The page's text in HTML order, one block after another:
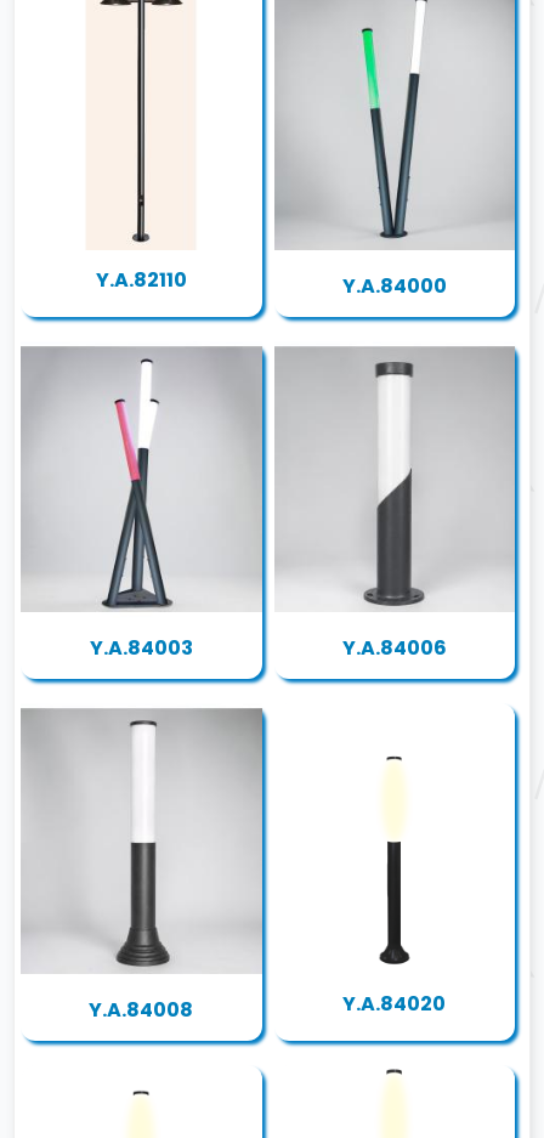
Y.A.82110 Y.A.84000
Y.A.84003 Y.A.84006
Y.A.84008 Y.A.84020